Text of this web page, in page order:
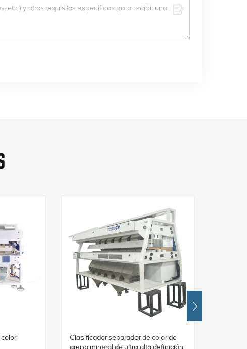
Clasificador separador de color de
arena mineral de ultra alta definición